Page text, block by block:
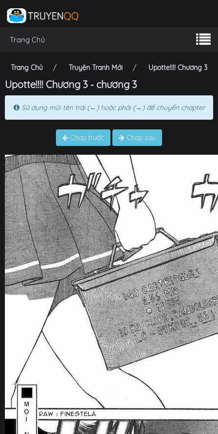
Trang Chủ
Trang Chủ Truyện Tranh Mới Upotte!!!! Chương 3
Upotte!!!! Chương 3 - chương 3
Sử dụng mũi tên trái (←) hoặc phải (→) để chuyển chapter
Chap trước Chap sau